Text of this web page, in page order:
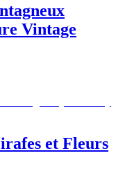
Vintage
et Fleurs